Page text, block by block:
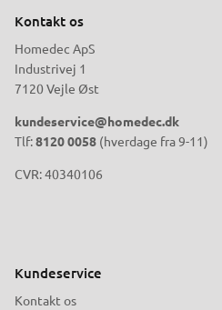
Kontakt os
Homedec ApS
Industrivej 1
7120 Vejle Øst
kundeservice@homedec.dk
Tlf:8120 0058 (hverdage fra 9-11)
CVR: 40340106
Kundeservice
Kontakt os